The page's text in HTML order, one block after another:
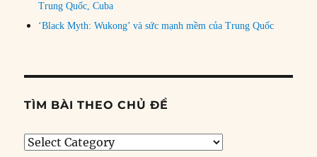
Trung Quốc, Cuba
‘Black Myth: Wukong’ và sức mạnh mềm của Trung Quốc
TÌM BÀI THEO CHỦ ĐỀ
Tìm